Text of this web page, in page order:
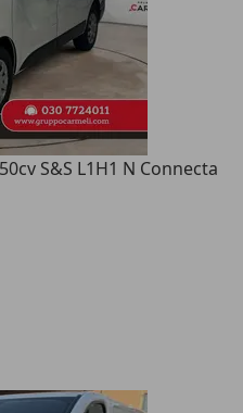
S&S L1H1 N Connecta